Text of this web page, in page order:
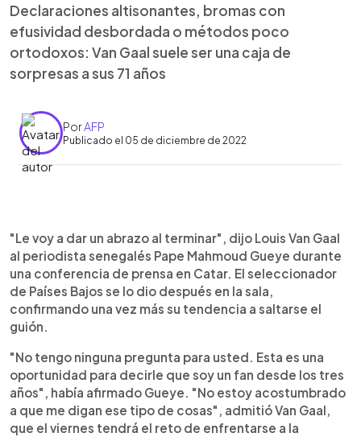
Declaraciones altisonantes, bromas con
efusividad desbordada o métodos poco
ortodoxos: Van Gaal suele ser una caja de
sorpresas a sus 71 años
PorAFP
Publicado el 05 de diciembre de 2022
Escuchar artículo
"Le voy a dar un abrazo al terminar", dijo Louis Van Gaal
al periodista senegalés Pape Mahmoud Gueye durante
una conferencia de prensa en Catar. El seleccionador
de Países Bajos se lo dio después en la sala,
confirmando una vez más su tendencia a saltarse el
guión.
"No tengo ninguna pregunta para usted. Esta es una
oportunidad para decirle que soy un fan desde los tres
años", había afirmado Gueye. "No estoy acostumbrado
a que me digan ese tipo de cosas", admitió Van Gaal,
que el viernes tendrá el reto de enfrentarse a la